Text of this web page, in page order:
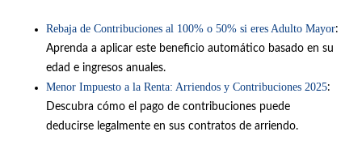
Rebaja de Contribuciones al 100% o 50% si eres Adulto Mayor:
Aprenda a aplicar este beneficio automático basado en su
edad e ingresos anuales.
Menor Impuesto a la Renta: Arriendos y Contribuciones 2025:
Descubra cómo el pago de contribuciones puede
deducirse legalmente en sus contratos de arriendo.